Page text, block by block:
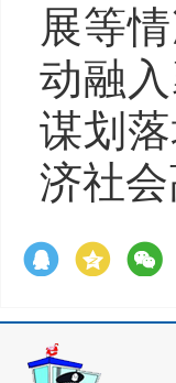
展等
动融
谋划
济社